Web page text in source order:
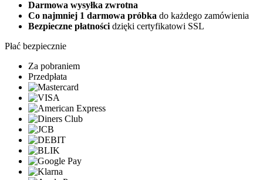
Darmowa wysyłka zwrotna
Co najmniej 1 darmowa próbka do każdego zamówienia
Bezpieczne płatności dzięki certyfikatowi SSL
Płać bezpiecznie
Za pobraniem
Przedpłata